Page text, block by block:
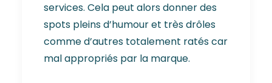
services. Cela peut alors donner des
spots pleins d’humour et très drôles
comme d’autres totalement ratés car
mal appropriés par la marque.